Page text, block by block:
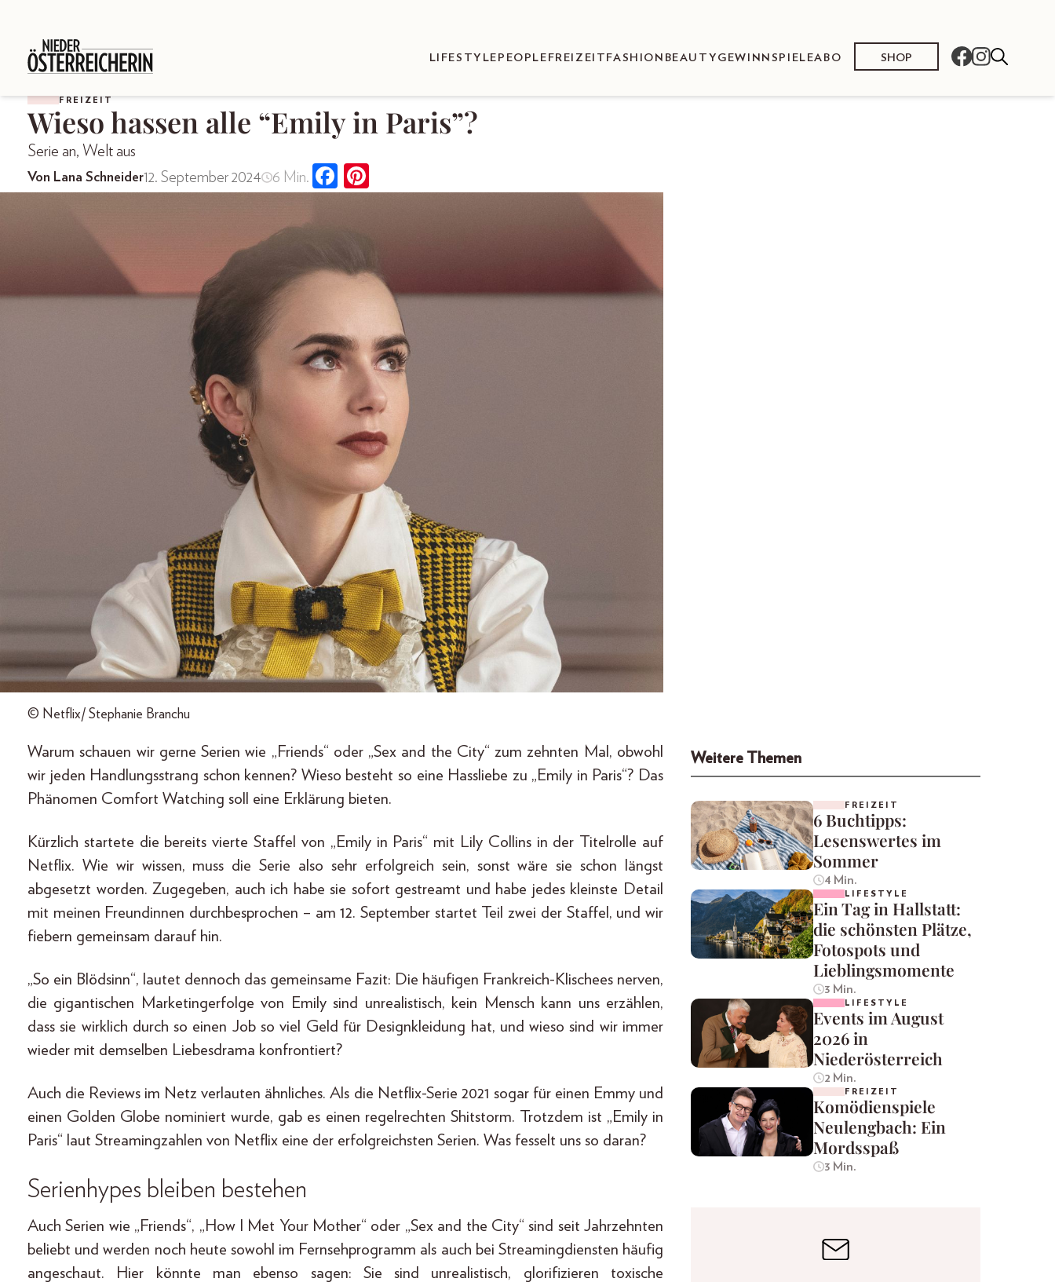
LIFESTYLE PEOPLE FREIZEIT FASHION BEAUTY GEWINNSPIELEABO SHOP
FREIZEIT
Wieso hassen alle “Emily in Paris”?
Serie an, Welt aus
Von Lana Schneider12. September 2024 6 Min.
© Netflix/ Stephanie Branchu
Warum schauen wir gerne Serien wie „Friends“ oder „Sex and the City“ zum zehnten Mal, obwohl
wir jeden Handlungsstrang schon kennen? Wieso besteht so eine Hassliebe zu „Emily in Paris“? Das
Phänomen Comfort Watching soll eine Erklärung bieten.
Kürzlich startete die bereits vierte Staffel von „Emily in Paris“ mit Lily Collins in der Titelrolle auf
Netflix. Wie wir wissen, muss die Serie also sehr erfolgreich sein, sonst wäre sie schon längst
abgesetzt worden. Zugegeben, auch ich habe sie sofort gestreamt und habe jedes kleinste Detail
mit meinen Freundinnen durchbesprochen – am 12. September startet Teil zwei der Staffel, und wir
fiebern gemeinsam darauf hin.
„So ein Blödsinn“, lautet dennoch das gemeinsame Fazit: Die häufigen Frankreich-Klischees nerven,
die gigantischen Marketingerfolge von Emily sind unrealistisch, kein Mensch kann uns erzählen,
dass sie wirklich durch so einen Job so viel Geld für Designkleidung hat, und wieso sind wir immer
wieder mit demselben Liebesdrama konfrontiert?
Auch die Reviews im Netz verlauten ähnliches. Als die Netflix-Serie 2021 sogar für einen Emmy und
einen Golden Globe nominiert wurde, gab es einen regelrechten Shitstorm. Trotzdem ist „Emily in
Paris“ laut Streamingzahlen von Netflix eine der erfolgreichsten Serien. Was fesselt uns so daran?
Serienhypes bleiben bestehen
Auch Serien wie „Friends“, „How I Met Your Mother“ oder „Sex and the City“ sind seit Jahrzehnten
beliebt und werden noch heute sowohl im Fernsehprogramm als auch bei Streamingdiensten häufig
angeschaut. Hier könnte man ebenso sagen: Sie sind unrealistisch, glorifizieren toxische
Weitere Themen
FREIZEIT
6 Buchtipps:
Lesenswertes im
Sommer
4 Min.
LIFESTYLE
Ein Tag in Hallstatt:
die schönsten Plätze,
Fotospots und
Lieblingsmomente
3 Min.
LIFESTYLE
Events im August
2026 in
Niederösterreich
2 Min.
FREIZEIT
Komödienspiele
Neulengbach: Ein
Mordsspaß
3 Min.